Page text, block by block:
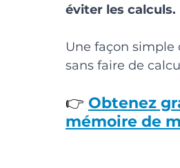
éviter les calculs.
Une façon
sans faire de
👉 Obtenez
mémoire de